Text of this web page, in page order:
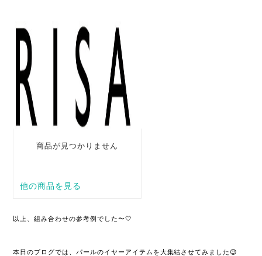
以上、組み合わせの参考例でした〜🤍
本日のブログでは、パールのイヤーアイテムを大集結させてみました😉